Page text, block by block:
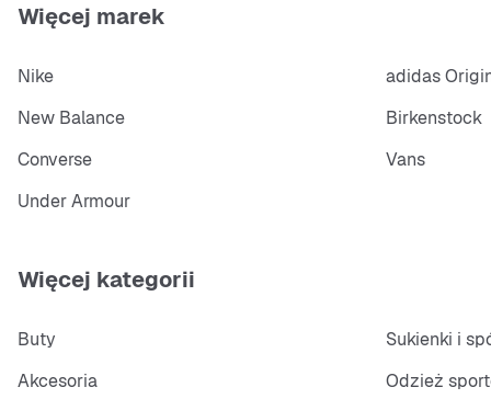
Więcej marek
Nike adidas
New Balance
Birkenstock
Converse
Vans
Under Armour
Więcej kategorii
Buty Sukienki i
Akcesoria
Odzież